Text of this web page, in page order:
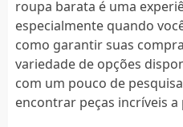
roupa barata é uma
especialmente quando
como garantir suas
variedade de opções
com um pouco de
encontrar peças incríveis